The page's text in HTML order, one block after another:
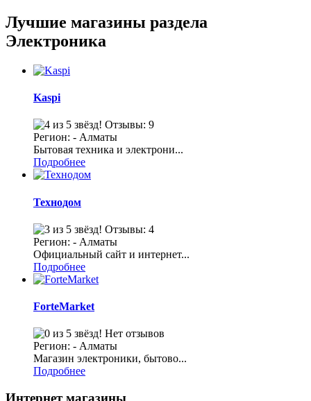
Лучшие магазины раздела
Электроника
Kaspi
Отзывы: 9
Регион: - Алматы
Бытовая техника и электрони...
Подробнее
Технодом
Отзывы: 4
Регион: - Алматы
Официальный сайт и интернет...
Подробнее
ForteMarket
Нет отзывов
Регион: - Алматы
Магазин электроники, бытово...
Подробнее
Интернет магазины